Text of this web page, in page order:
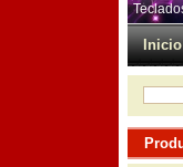
Inicio